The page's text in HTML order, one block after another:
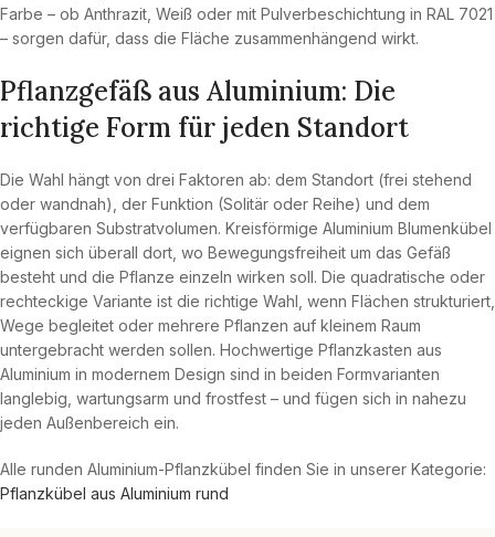
Farbe – ob Anthrazit, Weiß oder mit Pulverbeschichtung in RAL 7021
– sorgen dafür, dass die Fläche zusammenhängend wirkt.
Pflanzgefäß aus Aluminium: Die
richtige Form für jeden Standort
Die Wahl hängt von drei Faktoren ab: dem Standort (frei stehend
oder wandnah), der Funktion (Solitär oder Reihe) und dem
verfügbaren Substratvolumen. Kreisförmige Aluminium Blumenkübel
eignen sich überall dort, wo Bewegungsfreiheit um das Gefäß
besteht und die Pflanze einzeln wirken soll. Die quadratische oder
rechteckige Variante ist die richtige Wahl, wenn Flächen strukturiert,
Wege begleitet oder mehrere Pflanzen auf kleinem Raum
untergebracht werden sollen. Hochwertige Pflanzkasten aus
Aluminium in modernem Design sind in beiden Formvarianten
langlebig, wartungsarm und frostfest – und fügen sich in nahezu
jeden Außenbereich ein.
Alle runden Aluminium-Pflanzkübel finden Sie in unserer Kategorie:
Pflanzkübel aus Aluminium rund